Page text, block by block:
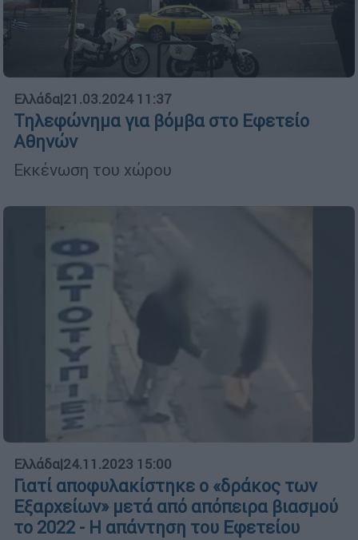
Ελλάδα|21.03.2024 11:37
Τηλεφώνημα για βόμβα στο Εφετείο
Αθηνών
Εκκένωση του χώρου
Ελλάδα|24.11.2023 15:00
Γιατί αποφυλακίστηκε ο «δράκος των
Εξαρχείων» μετά από απόπειρα βιασμού
το 2022 - Η απάντηση του Εφετείου